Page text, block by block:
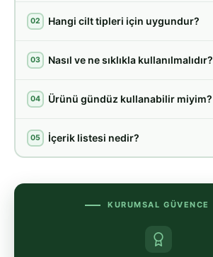
02 Hangi cilt tipleri için uygundur?
03 Nasıl ve ne sıklıkla kullanılmalıdır?
04 Ürünü gündüz kullanabilir miyim?
05 İçerik listesi nedir?
KURUMSAL GÜVENCE